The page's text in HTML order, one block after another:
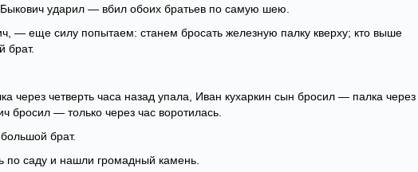
ударил — вбил обоих братьев по самую шею.
— еще силу попытаем: станем бросать железную палку кверху; кто выше
брат.
через четверть часа назад упала, Иван кухаркин сын бросил — палка через
бросил — только через час воротилась.
брат.
по саду и нашли громадный камень.